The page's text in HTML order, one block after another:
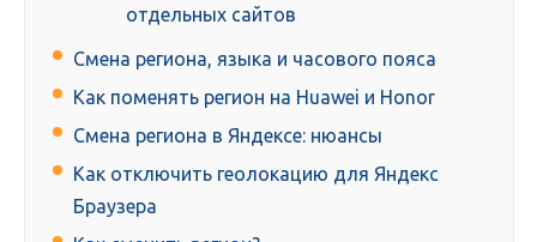
отдельных сайтов
Смена региона, языка и часового пояса
Как поменять регион на Huawei и Honor
Смена региона в Яндексе: нюансы
Как отключить геолокацию для Яндекс
Браузера